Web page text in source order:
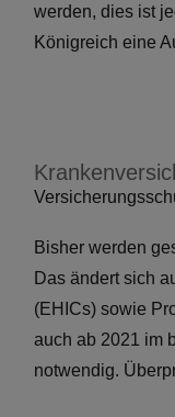
werden, dies ist
Königreich eine
Bisher werden
Das ändert sich
(EHICs) sowie
auch ab 2021 im
notwendig.